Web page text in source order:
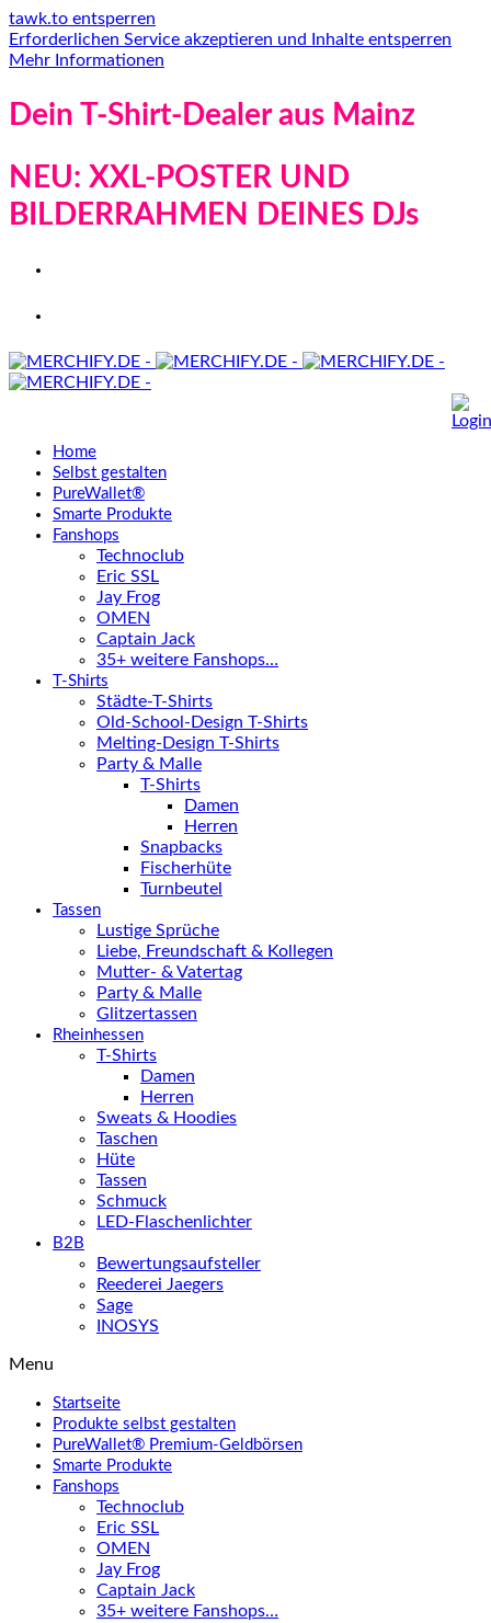
tawk.to entsperren
Erforderlichen Service akzeptieren und Inhalte entsperren
Mehr Informationen
Dein T-Shirt-Dealer aus Mainz
NEU: XXL-POSTER UND
BILDERRAHMEN DEINES DJs
Home
Selbst gestalten
PureWallet®
Smarte Produkte
Fanshops
Technoclub
Eric SSL
Jay Frog
OMEN
Captain Jack
35+ weitere Fanshops…
T-Shirts
Städte-T-Shirts
Old-School-Design T-Shirts
Melting-Design T-Shirts
Party & Malle
T-Shirts
Damen
Herren
Snapbacks
Fischerhüte
Turnbeutel
Tassen
Lustige Sprüche
Liebe, Freundschaft & Kollegen
Mutter- & Vatertag
Party & Malle
Glitzertassen
Rheinhessen
T-Shirts
Damen
Herren
Sweats & Hoodies
Taschen
Hüte
Tassen
Schmuck
LED-Flaschenlichter
B2B
Bewertungsaufsteller
Reederei Jaegers
Sage
INOSYS
Menu
Startseite
Produkte selbst gestalten
PureWallet® Premium-Geldbörsen
Smarte Produkte
Fanshops
Technoclub
Eric SSL
OMEN
Jay Frog
Captain Jack
35+ weitere Fanshops…